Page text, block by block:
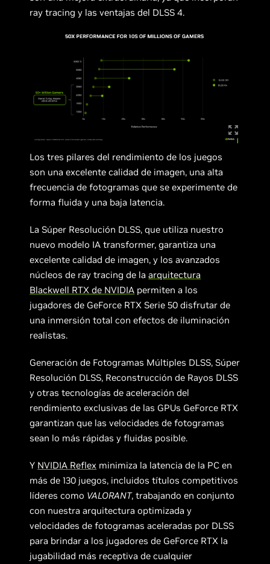
ray tracing y las ventajas del DLSS 4.
Los tres pilares del rendimiento de los juegos
son una excelente calidad de imagen, una alta
frecuencia de fotogramas que se experimente de
forma fluida y una baja latencia.
La Súper Resolución DLSS, que utiliza nuestro
nuevo modelo IA transformer, garantiza una
excelente calidad de imagen, y los avanzados
núcleos de ray tracing de laarquitectura
Blackwell RTX de NVIDIA permiten a los
jugadores de GeForce RTX Serie 50 disfrutar de
una inmersión total con efectos de iluminación
realistas.
Generación de Fotogramas Múltiples DLSS, Súper
Resolución DLSS, Reconstrucción de Rayos DLSS
y otras tecnologías de aceleración del
rendimiento exclusivas de las GPUs GeForce RTX
garantizan que las velocidades de fotogramas
sean lo más rápidas y fluidas posible.
Y NVIDIA Reflex minimiza la latencia de la PC en
más de 130 juegos, incluidos títulos competitivos
líderes como VALORANT, trabajando en conjunto
con nuestra arquitectura optimizada y
velocidades de fotogramas aceleradas por DLSS
para brindar a los jugadores de GeForce RTX la
jugabilidad más receptiva de cualquier